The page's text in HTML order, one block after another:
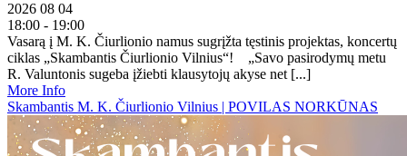
2026 08 04
18:00 - 19:00
Vasarą į M. K. Čiurlionio namus sugrįžta tęstinis projektas, koncertų
ciklas „Skambantis Čiurlionio Vilnius“! „Savo pasirodymų metu
R. Valuntonis sugeba įžiebti klausytojų akyse net [...]
More Info
Skambantis M. K. Čiurlionio Vilnius | POVILAS NORKŪNAS